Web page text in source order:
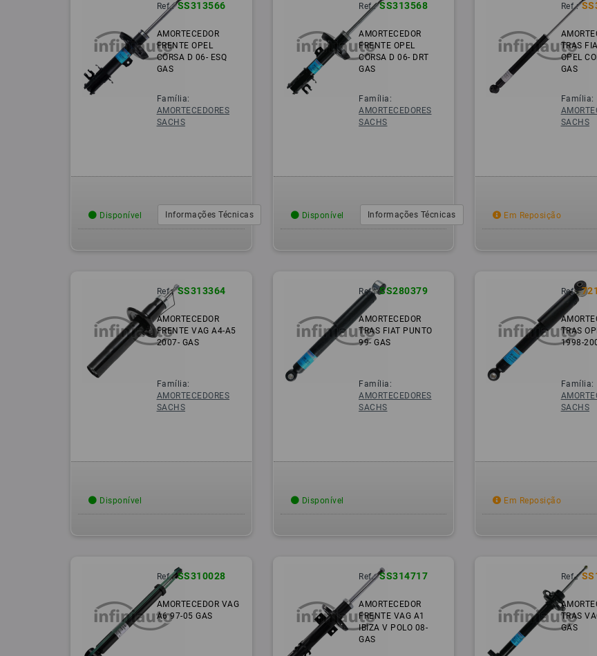
Ref.: SS313566
AMORTECEDOR
FRENTE OPEL
CORSA D 06- ESQ
GAS
Família:
AMORTECEDORES
SACHS
Disponível Informações Técnicas
Ref.: SS313568
AMORTECEDOR
FRENTE OPEL
CORSA D 06- DRT
GAS
Família:
AMORTECEDORES
SACHS
Disponível Informações Técnicas
Ref.:
TRAS
OPEL
GAS
Família:
SACHS
Em Reposição
Ref.: SS313364
AMORTECEDOR
FRENTE VAG A4-A5
2007- GAS
Família:
AMORTECEDORES
SACHS
Disponível
Ref.: SS280379
AMORTECEDOR
TRAS FIAT PUNTO
99- GAS
Família:
AMORTECEDORES
SACHS
Disponível
Ref.:
TRAS
1998-
Família:
SACHS
Em Reposição
Ref.: SS310028
AMORTECEDOR VAG
A6 97-05 GAS
Ref.: SS314717
AMORTECEDOR
FRENTE VAG A1
IBIZA V POLO 08-
GAS
Ref.:
TRAS
GAS